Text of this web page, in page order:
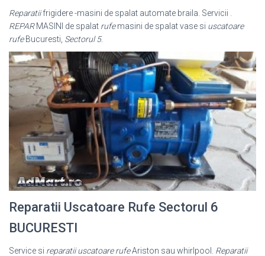
Reparatiifrigidere -masini de spalat automate braila. Servicii .
REPARMASINI de spalat rufemasini de spalat vase si uscatoare
rufeBucuresti, Sectorul 5.
Reparatii Uscatoare Rufe Sectorul 6
BUCURESTI
Service si reparatii uscatoare rufeAriston sau whirlpool. Reparatii